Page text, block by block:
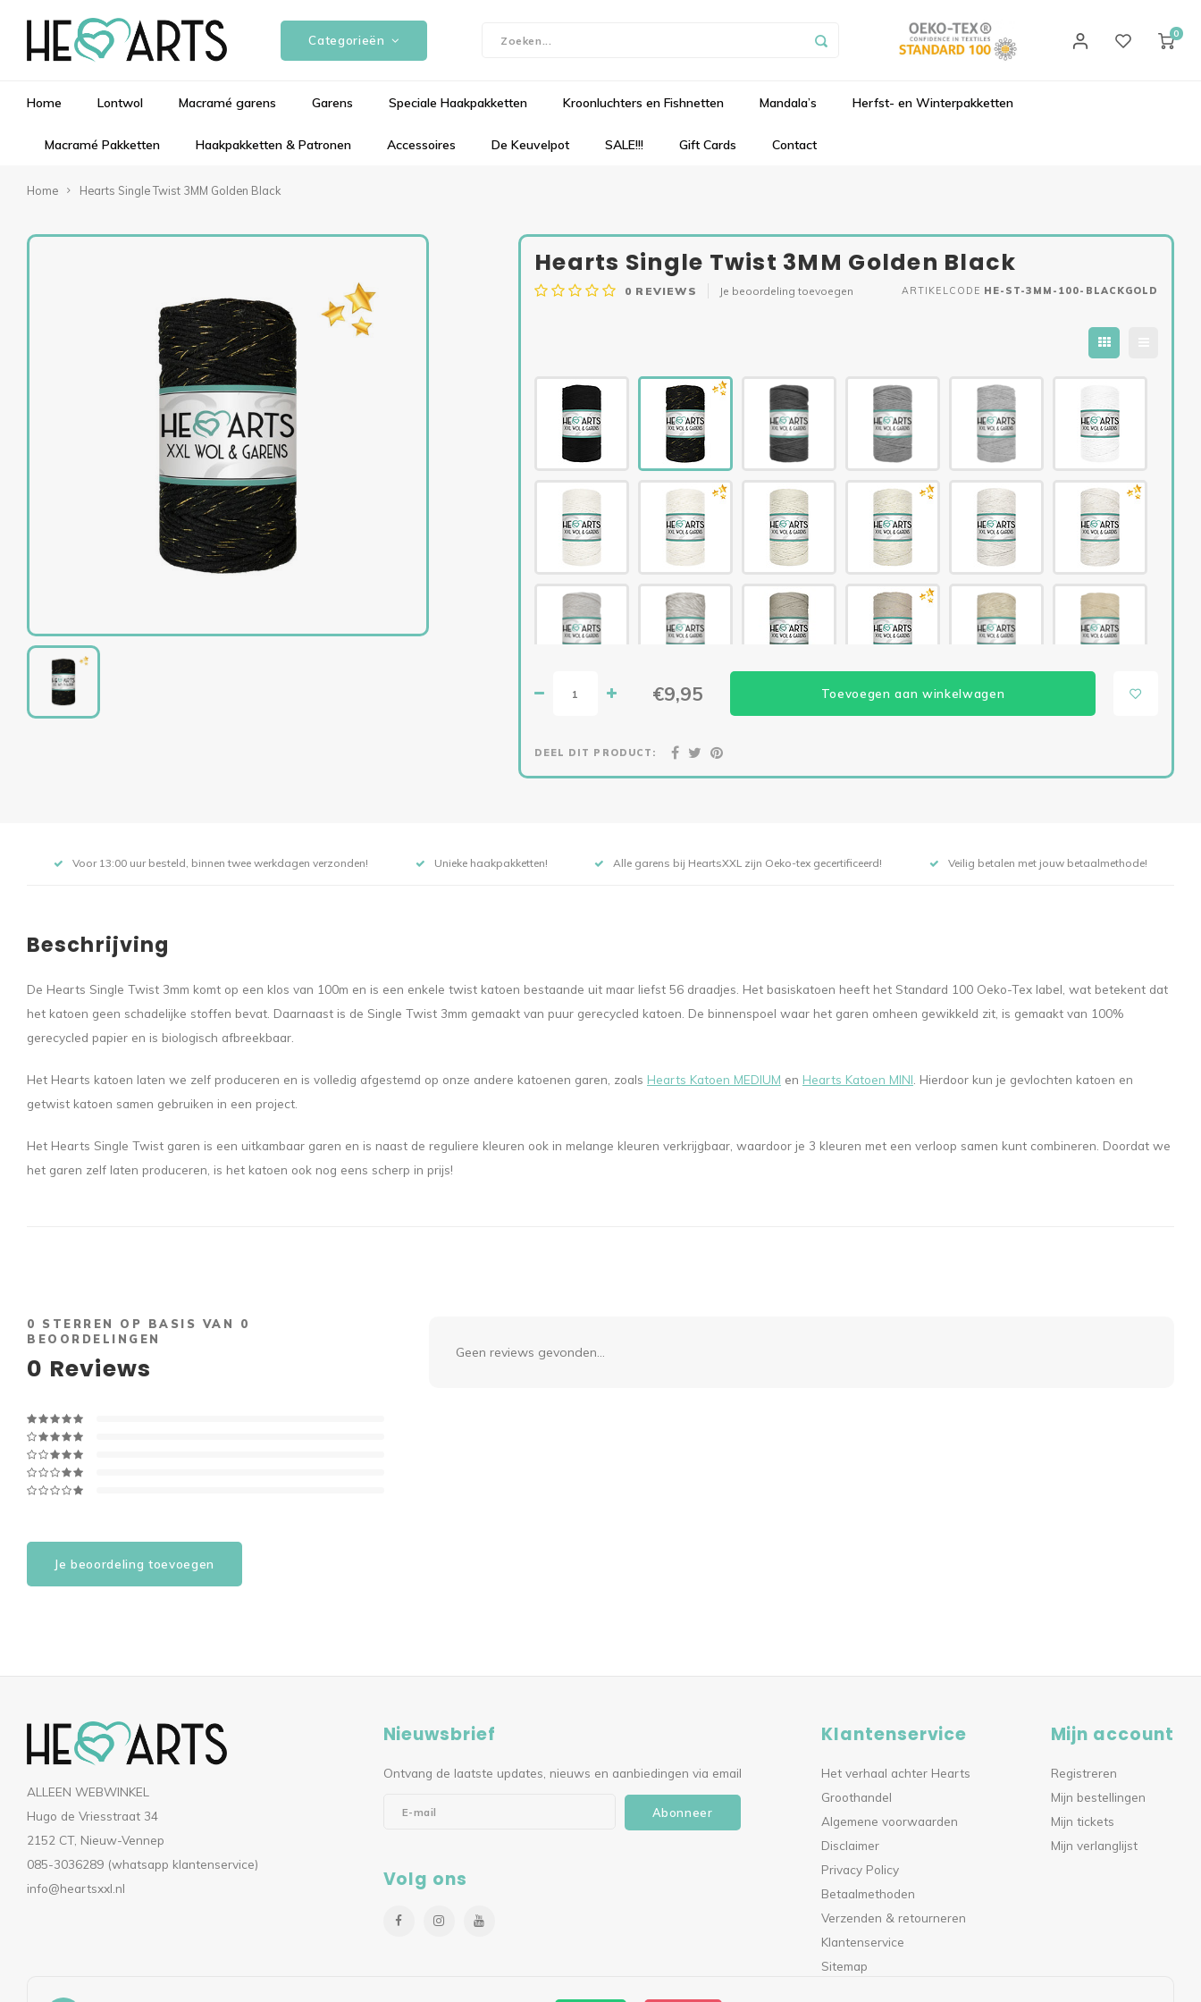
Categorieën 0
Home Lontwol Macramé garens Garens Speciale Haakpakketten Kroonluchters en Fishnetten Mandala’s Herfst- en Winterpakketten
Macramé Pakketten Haakpakketten & Patronen Accessoires De Keuvelpot SALE!!! Gift Cards Contact
Home Hearts Single Twist 3MM Golden Black
Hearts Single Twist 3MM Golden Black
0 REVIEWS Je beoordeling toevoegen ARTIKELCODE HE-ST-3MM-100-BLACKGOLD
€9,95 Toevoegen aan winkelwagen
DEEL DIT PRODUCT:
Voor 13:00 uur besteld, binnen twee werkdagen verzonden! Unieke haakpakketten! Alle garens bij HeartsXXL zijn Oeko-tex gecertificeerd! Veilig betalen met jouw betaalmethode!
Beschrijving
De Hearts Single Twist 3mm komt op een klos van 100m en is een enkele twist katoen bestaande uit maar liefst 56 draadjes. Het basiskatoen heeft het Standard 100 Oeko-Tex label, wat betekent dat
het katoen geen schadelijke stoffen bevat. Daarnaast is de Single Twist 3mm gemaakt van puur gerecycled katoen. De binnenspoel waar het garen omheen gewikkeld zit, is gemaakt van 100%
gerecycled papier en is biologisch afbreekbaar.
Het Hearts katoen laten we zelf produceren en is volledig afgestemd op onze andere katoenen garen, zoals Hearts Katoen MEDIUM en Hearts Katoen MINI . Hierdoor kun je gevlochten katoen en
getwist katoen samen gebruiken in een project.
Het Hearts Single Twist garen is een uitkambaar garen en is naast de reguliere kleuren ook in melange kleuren verkrijgbaar, waardoor je 3 kleuren met een verloop samen kunt combineren. Doordat we
het garen zelf laten produceren, is het katoen ook nog eens scherp in prijs!
0 STERREN OP BASIS VAN 0
BEOORDELINGEN
0 Reviews
Je beoordeling toevoegen
Geen reviews gevonden...
ALLEEN WEBWINKEL
Hugo de Vriesstraat 34
2152 CT, Nieuw-Vennep
085-3036289 (whatsapp klantenservice)
info@heartsxxl.nl
Nieuwsbrief
Ontvang de laatste updates, nieuws en aanbiedingen via email
Abonneer
Volg ons
Klantenservice
Het verhaal achter Hearts
Groothandel
Algemene voorwaarden
Disclaimer
Privacy Policy
Betaalmethoden
Verzenden & retourneren
Klantenservice
Sitemap
Mijn account
Registreren
Mijn bestellingen
Mijn tickets
Mijn verlanglijst